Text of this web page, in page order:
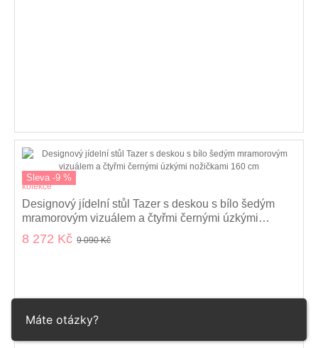
Sleva -9 %
kolekce
Designový jídelní stůl Tazer s deskou s bílo šedým
mramorovým vizuálem a čtyřmi černými úzkými
nožičkami 160 cm
8 272 Kč 9 090 Kč
Máte otázky?